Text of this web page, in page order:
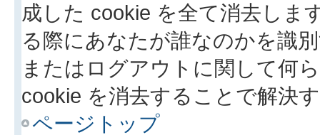
成した cookie を全て消去しま
る際にあなたが誰なのかを識
またはログアウトに関して何
cookie を消去することで解決
ページトップ